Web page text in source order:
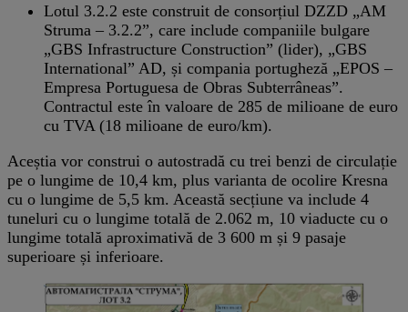
Lotul 3.2.2 este construit de consorțiul DZZD „AM
Struma – 3.2.2”, care include companiile bulgare
„GBS Infrastructure Construction” (lider), „GBS
International” AD, și compania portugheză „EPOS –
Empresa Portuguesa de Obras Subterrâneas”.
Contractul este în valoare de 285 de milioane de euro
cu TVA (18 milioane de euro/km).
Aceștia vor construi o autostradă cu trei benzi de circulație
pe o lungime de 10,4 km, plus varianta de ocolire Kresna
cu o lungime de 5,5 km. Această secțiune va include 4
tuneluri cu o lungime totală de 2.062 m, 10 viaducte cu o
lungime totală aproximativă de 3 600 m și 9 pasaje
superioare și inferioare.